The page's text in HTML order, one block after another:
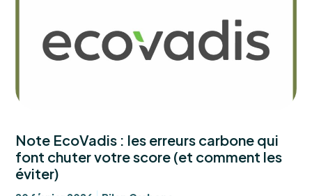
Note EcoVadis : les erreurs carbone qui
font chuter votre score (et comment les
éviter)